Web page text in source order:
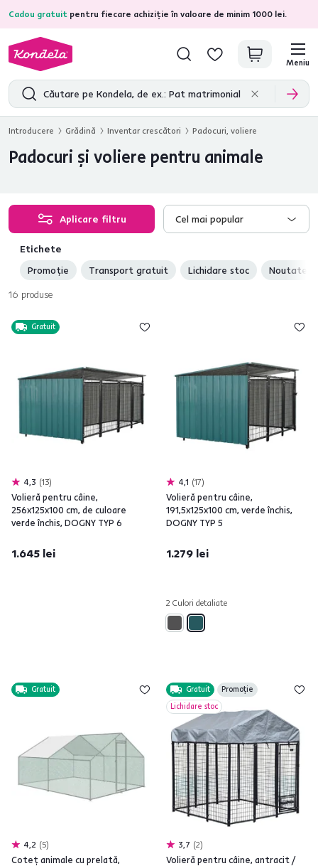
Cadou gratuit pentru fiecare achiziție în valoare de minim 1000 lei.
4,7 31.285recenzii de produs verificate
Meniu
Introducere Grădină Inventar crescători Padocuri, voliere
Padocuri şi voliere pentru animale
Aplicare filtru Cel mai popular
Etichete
Promoție
Transport gratuit Lichidare stoc
Noutate
16 produse
Gratuit
4,3 13
Volieră pentru câine,
256x125x100 cm, de culoare
verde închis, DOGNY TYP 6
1.645 lei
4,1 17
Volieră pentru câine,
191,5x125x100 cm, verde închis,
DOGNY TYP 5
1.279 lei
2 Culori detaliate
Gratuit
4,2 5
Coteţ animale cu prelată,
Gratuit
Promoție
Lichidare stoc
3,7 2
Volieră pentru câine, antracit /